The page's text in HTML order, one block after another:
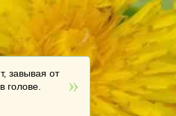
завывая от
голове.